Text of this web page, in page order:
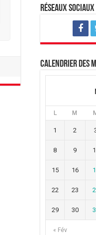
Réseaux sociaux
Calendrier des
L M
« Fév
1 2
8 9
15 16
22 23
29 30